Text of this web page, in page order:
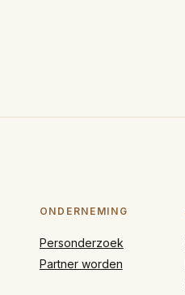
ONDERNEMING
Personderzoek
Partner worden